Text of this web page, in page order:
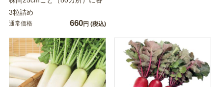
3粒詰め
通常価格 660円 (税込)